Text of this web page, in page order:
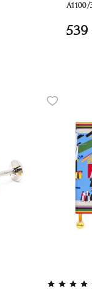
A1100/